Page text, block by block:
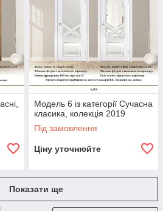
Модель 6 із категорії Сучасна
класика, колекція 2019
Під замовлення
Ціну уточнюйте
Показати ще